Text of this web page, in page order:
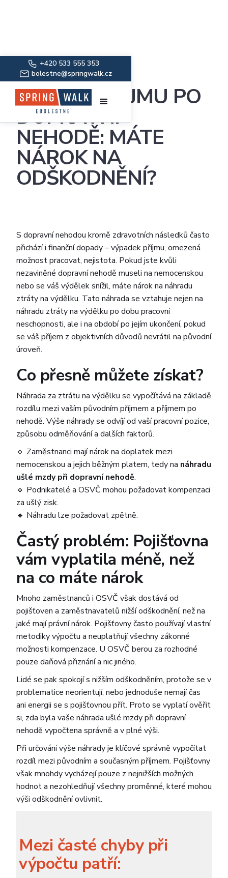
+420 533 555 353
bolestne@springwalk.cz
ZTRÁTA PŘÍJMU PO
DOPRAVNÍ
NEHODĚ: MÁTE
NÁROK NA
ODŠKODNĚNÍ?
S dopravní nehodou kromě zdravotních následků často
přichází i finanční dopady – výpadek příjmu, omezená
možnost pracovat, nejistota. Pokud jste kvůli
nezaviněné dopravní nehodě museli na nemocenskou
nebo se váš výdělek snížil, máte nárok na náhradu
ztráty na výdělku. Tato náhrada se vztahuje nejen na
náhradu ztráty na výdělku po dobu pracovní
neschopnosti, ale i na období po jejím ukončení, pokud
se váš příjem z objektivních důvodů nevrátil na původní
úroveň.
Co přesně můžete získat?
Náhrada za ztrátu na výdělku se vypočítává na základě
rozdílu mezi vaším původním příjmem a příjmem po
nehodě. Výše náhrady se odvíjí od vaší pracovní pozice,
způsobu odměňování a dalších faktorů.
🔹 Zaměstnanci mají nárok na doplatek mezi
nemocenskou a jejich běžným platem, tedy na náhradu
ušlé mzdy při dopravní nehodě.
🔹 Podnikatelé a OSVČ mohou požadovat kompenzaci
za ušlý zisk.
🔹 Náhradu lze požadovat zpětně.
Častý problém: Pojišťovna
vám vyplatila méně, než
na co máte nárok
Mnoho zaměstnanců i OSVČ však dostává od
pojišťoven a zaměstnavatelů nižší odškodnění, než na
jaké mají právní nárok. Pojišťovny často používají vlastní
metodiky výpočtu a neuplatňují všechny zákonné
možnosti kompenzace. U OSVČ berou za rozhodné
pouze daňová přiznání a nic jiného.
Lidé se pak spokojí s nižším odškodněním, protože se v
problematice neorientují, nebo jednoduše nemají čas
ani energii se s pojišťovnou přít. Proto se vyplatí ověřit
si, zda byla vaše náhrada ušlé mzdy při dopravní
nehodě vypočtena správně a v plné výši.
Při určování výše náhrady je klíčové správně vypočítat
rozdíl mezi původním a současným příjmem. Pojišťovny
však mnohdy vycházejí pouze z nejnižších možných
hodnot a nezohledňují všechny proměnné, které mohou
výši odškodnění ovlivnit.
Mezi časté chyby při
výpočtu patří: